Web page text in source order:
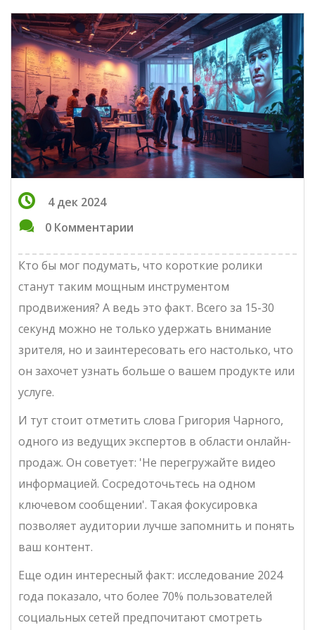
4 дек 2024
0 Комментарии
Кто бы мог подумать, что короткие ролики
станут таким мощным инструментом
продвижения? А ведь это факт. Всего за 15-30
секунд можно не только удержать внимание
зрителя, но и заинтересовать его настолько, что
он захочет узнать больше о вашем продукте или
услуге.
И тут стоит отметить слова Григория Чарного,
одного из ведущих экспертов в области онлайн-
продаж. Он советует: 'Не перегружайте видео
информацией. Сосредоточьтесь на одном
ключевом сообщении'. Такая фокусировка
позволяет аудитории лучше запомнить и понять
ваш контент.
Еще один интересный факт: исследование 2024
года показало, что более 70% пользователей
социальных сетей предпочитают смотреть